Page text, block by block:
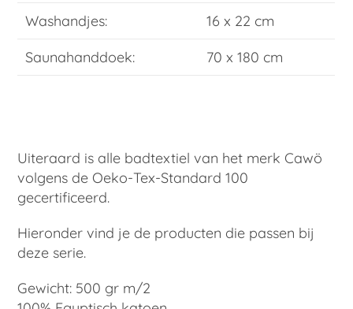
Washandjes:
16 x 22 cm
Saunahanddoek:
70 x 180 cm
Uiteraard is alle badtextiel van het merk Cawö
volgens de Oeko-Tex-Standard 100
gecertificeerd.
Hieronder vind je de producten die passen bij
deze serie.
Gewicht: 500 gr m/2